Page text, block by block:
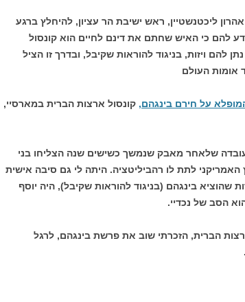
אהרון ליכטנשטיין, ראש ישיבת הר עציון, להיחלץ ברגע
להם כי האיש שחתם את דינם לחיים הוא קונסול
להם ויזות, בניגוד להוראות שקיבל, ובדרך זו הציל
אומות העולם
על חירם בינגהם, קונסול ארצות הברית במארסיי,
שלאחר מאבק שנמשך כשישים שנה הצליחו בני
לתת לו רהביליטציה. היתה לי גם סיבה אישית
שהוציא בינגהם (בניגוד להוראות שקיבל), היה יוסף
הסב של נכדיי.
הברית, הזכרתי שוב את פרשת בינגהם, לרגל